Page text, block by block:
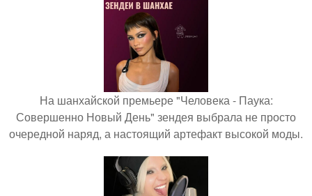
На шанхайской премьере "Человека - Паука:
Совершенно Новый День" зендея выбрала не просто
очередной наряд, а настоящий артефакт высокой моды.